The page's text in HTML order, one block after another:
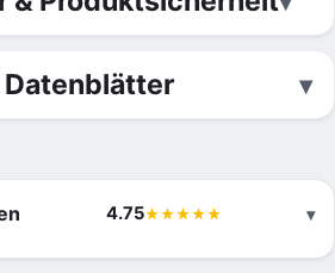
Datenblätter
4.75